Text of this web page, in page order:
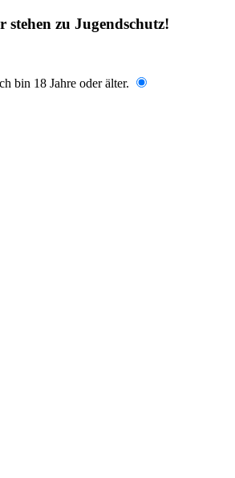
zu Jugendschutz!
bin 18 Jahre oder älter.